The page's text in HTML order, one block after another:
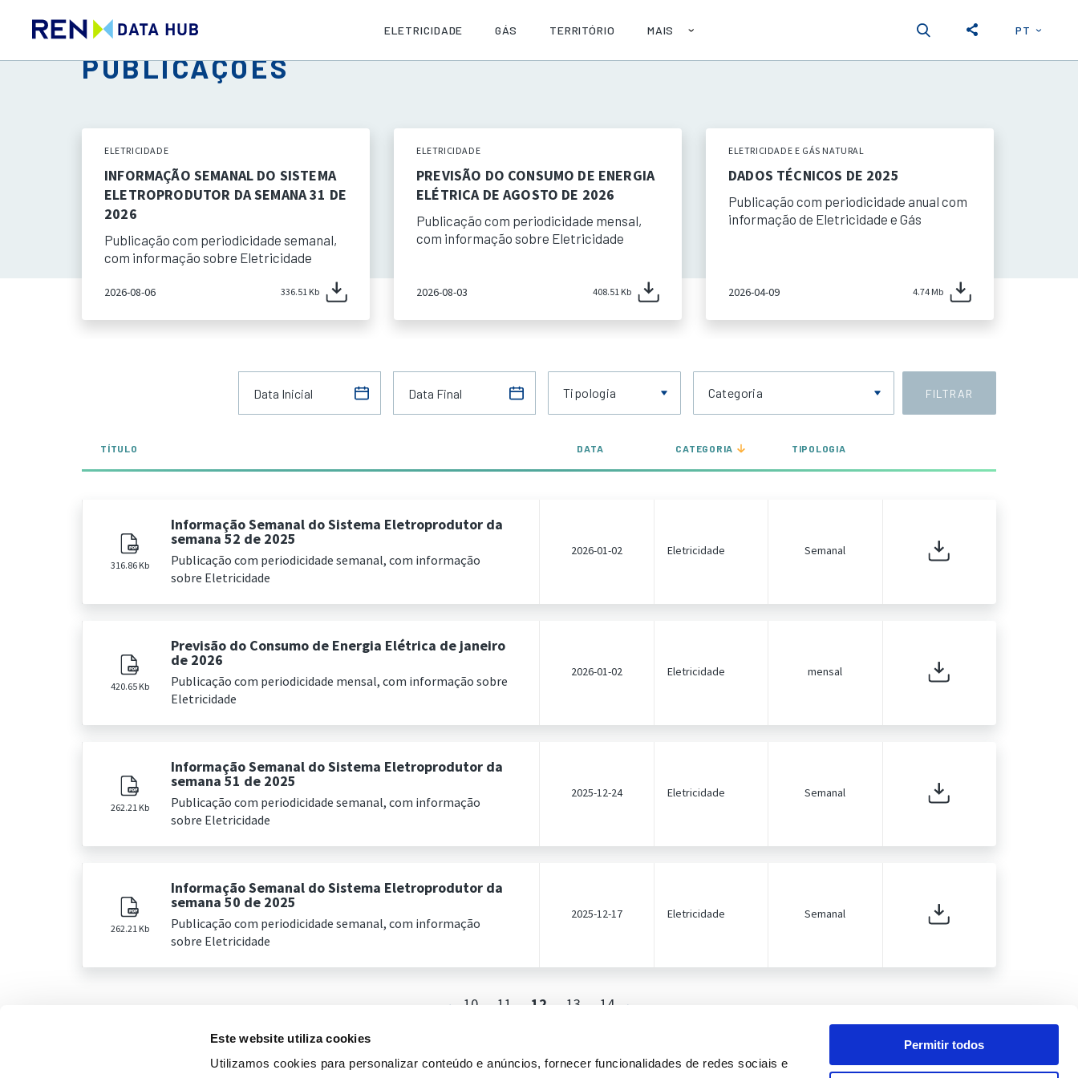
Este website utiliza cookies
Utilizamos cookies para personalizar conteúdo e anúncios, fornecer funcionalidades de redes sociais e
Permitir todos
ELETRICIDADE GÁS TERRITÓRIO MAIS
PT
PUBLICAÇÕES
ELETRICIDADE
INFORMAÇÃO SEMANAL DO SISTEMA
ELETROPRODUTOR DA SEMANA 31 DE
2026
Publicação com periodicidade semanal,
com informação sobre Eletricidade
2026-08-06 336.51 Kb
ELETRICIDADE
PREVISÃO DO CONSUMO DE ENERGIA
ELÉTRICA DE AGOSTO DE 2026
Publicação com periodicidade mensal,
com informação sobre Eletricidade
2026-08-03 408.51 Kb
ELETRICIDADE E GÁS NATURAL
DADOS TÉCNICOS DE 2025
Publicação com periodicidade anual com
informação de Eletricidade e Gás
2026-04-09 4.74 Mb
Tipologia Categoria FILTRAR
TÍTULO DATA CATEGORIA TIPOLOGIA
316.86 Kb
Informação Semanal do Sistema Eletroprodutor da
semana 52 de 2025
Publicação com periodicidade semanal, com informação
sobre Eletricidade
2026-01-02 Eletricidade Semanal
420.65 Kb
Previsão do Consumo de Energia Elétrica de janeiro
de 2026
Publicação com periodicidade mensal, com informação sobre
Eletricidade
2026-01-02 Eletricidade mensal
262.21 Kb
Informação Semanal do Sistema Eletroprodutor da
semana 51 de 2025
Publicação com periodicidade semanal, com informação
sobre Eletricidade
2025-12-24 Eletricidade Semanal
262.21 Kb
Informação Semanal do Sistema Eletroprodutor da
semana 50 de 2025
Publicação com periodicidade semanal, com informação
sobre Eletricidade
2025-12-17 Eletricidade Semanal
10 11 12 13 14